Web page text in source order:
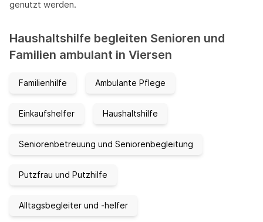
genutzt werden.
Haushaltshilfe begleiten Senioren und
Familien ambulant in Viersen
Familienhilfe Ambulante Pflege
Einkaufshelfer Haushaltshilfe
Seniorenbetreuung und Seniorenbegleitung
Putzfrau und Putzhilfe
Alltagsbegleiter und -helfer